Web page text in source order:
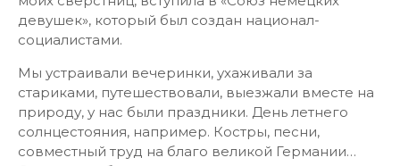
девушек», который был создан национал-
социалистами.
Мы устраивали вечеринки, ухаживали за
стариками, путешествовали, выезжали вместе на
природу, у нас были праздники. День летнего
солнцестояния, например. Костры, песни,
совместный труд на благо великой Германии…